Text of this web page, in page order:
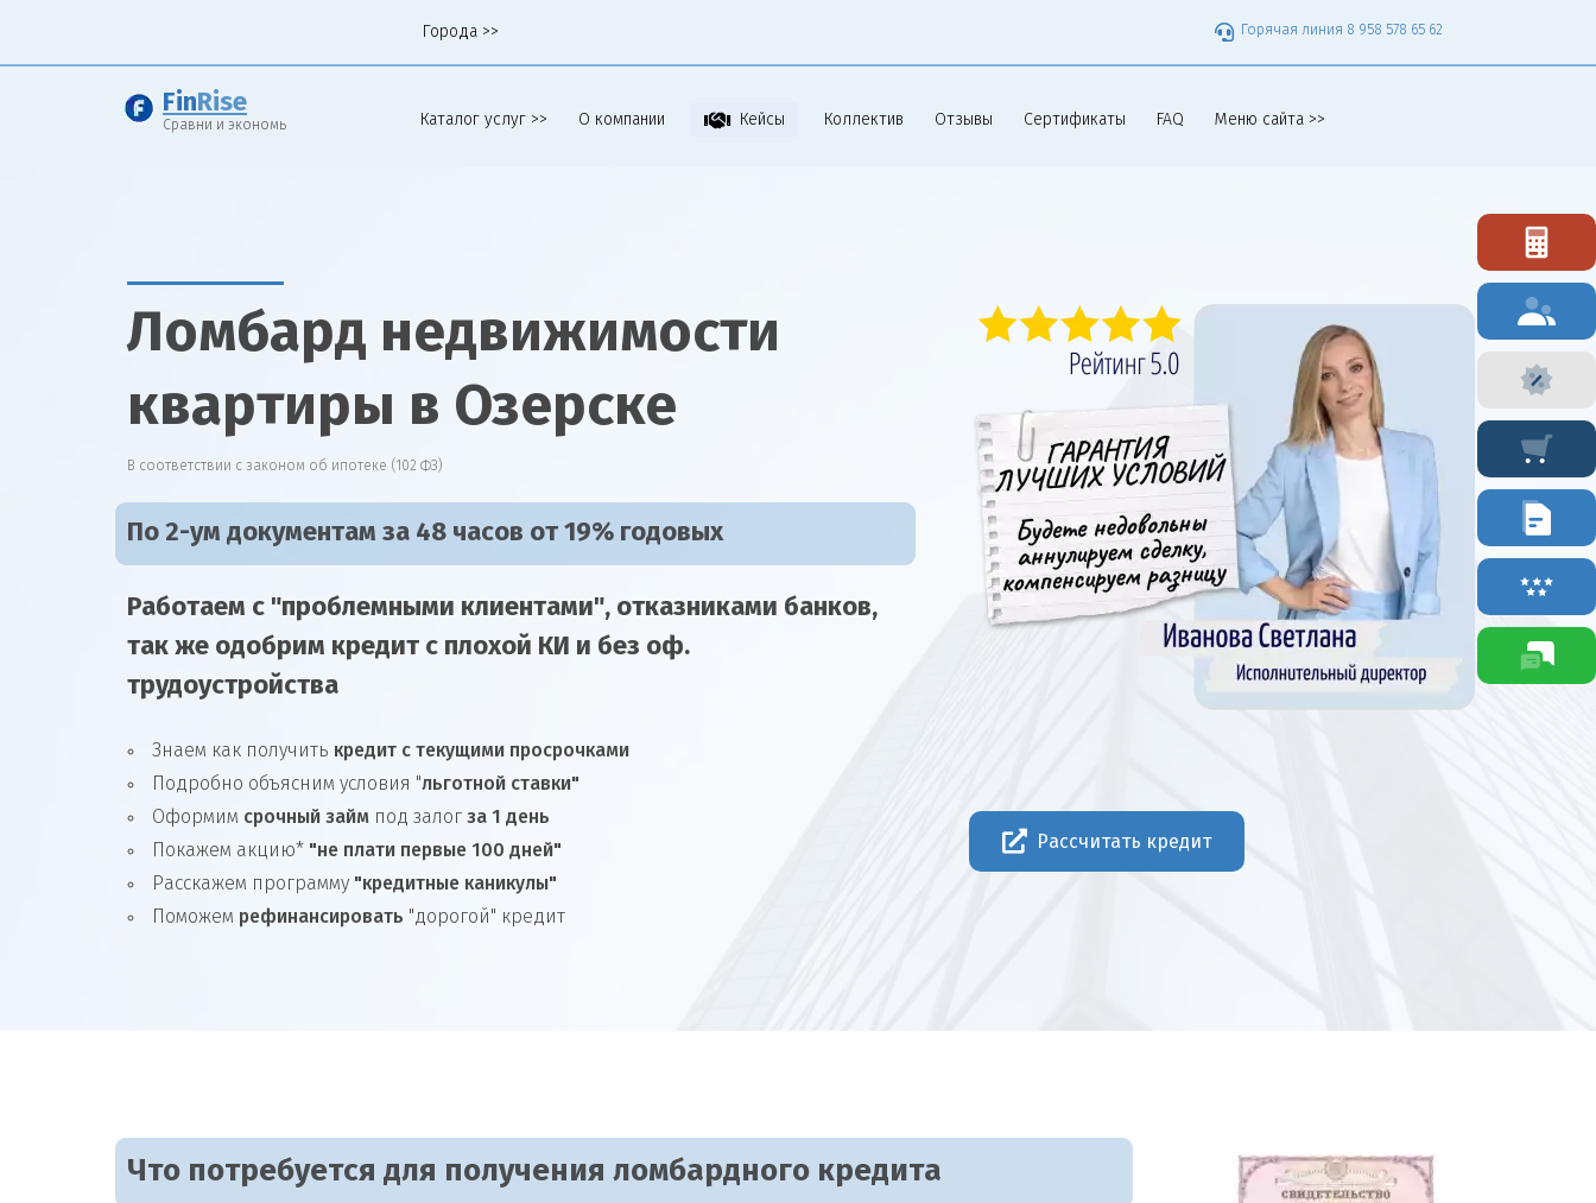
Города >> Горячая линия 8 958 578 65 62
Fin Rise
Сравни и экономь Каталог услуг >> О компании Кейсы Коллектив Отзывы Сертификаты FAQ Меню сайта >>
Ломбард недвижимости
квартиры в Озерске
В соответствии с законом об ипотеке (102 ФЗ)
По 2-ум документам за 48 часов от 19% годовых
Работаем с "проблемными клиентами", отказниками банков,
так же одобрим кредит с плохой КИ и без оф.
трудоустройства
Знаем как получить кредит с текущими просрочками
Подробно объясним условия "льготной ставки"
Оформим срочный займ под залог за 1 день
Покажем акцию* "не плати первые 100 дней"
Расскажем программу "кредитные каникулы"
Поможем рефинансировать "дорогой" кредит
Рассчитать кредит
Что потребуется для получения ломбардного кредита